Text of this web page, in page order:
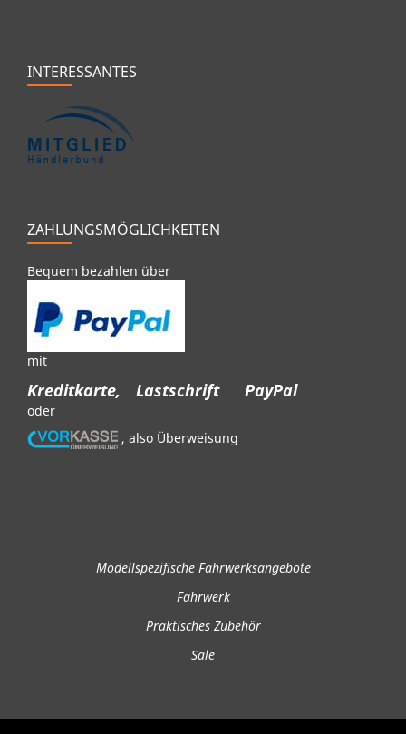
INTERESSANTES
ZAHLUNGSMÖGLICHKEITEN
Bequem bezahlen über
mit
Kreditkarte, Lastschrift PayPal
oder
, also Überweisung
Modellspezifische Fahrwerksangebote
Fahrwerk
Praktisches Zubehör
Sale